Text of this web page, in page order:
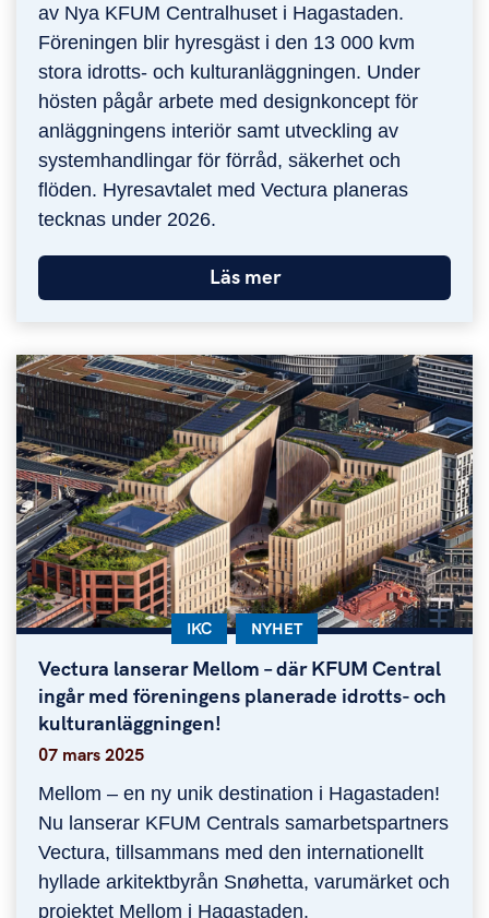
av Nya KFUM Centralhuset i Hagastaden.
Föreningen blir hyresgäst i den 13 000 kvm
stora idrotts- och kulturanläggningen. Under
hösten pågår arbete med designkoncept för
anläggningens interiör samt utveckling av
systemhandlingar för förråd, säkerhet och
flöden. Hyresavtalet med Vectura planeras
tecknas under 2026.
Läs mer
Vectura lanserar Mellom – där KFUM Central
ingår med föreningens planerade idrotts- och
kulturanläggningen!
Vectura lanserar Mellom – där KFUM Central
KATEGORI:
IKC KATEGORI:
NYHET
07 mars 2025
Mellom – en ny unik destination i Hagastaden!
Nu lanserar KFUM Centrals samarbetspartners
Vectura, tillsammans med den internationellt
hyllade arkitektbyrån Snøhetta, varumärket och
projektet Mellom i Hagastaden.